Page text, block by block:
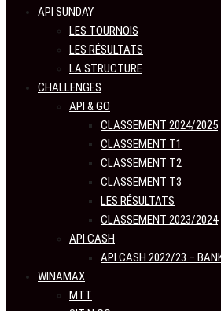
API SUNDAY
LES TOURNOIS
LES RÉSULTATS
LA STRUCTURE
CHALLENGES
API & GO
CLASSEMENT 2024/2025
CLASSEMENT T1
CLASSEMENT T2
CLASSEMENT T3
LES RÉSULTATS
CLASSEMENT 2023/2024
API CASH
API CASH 2022/23 –
WINAMAX
MTT